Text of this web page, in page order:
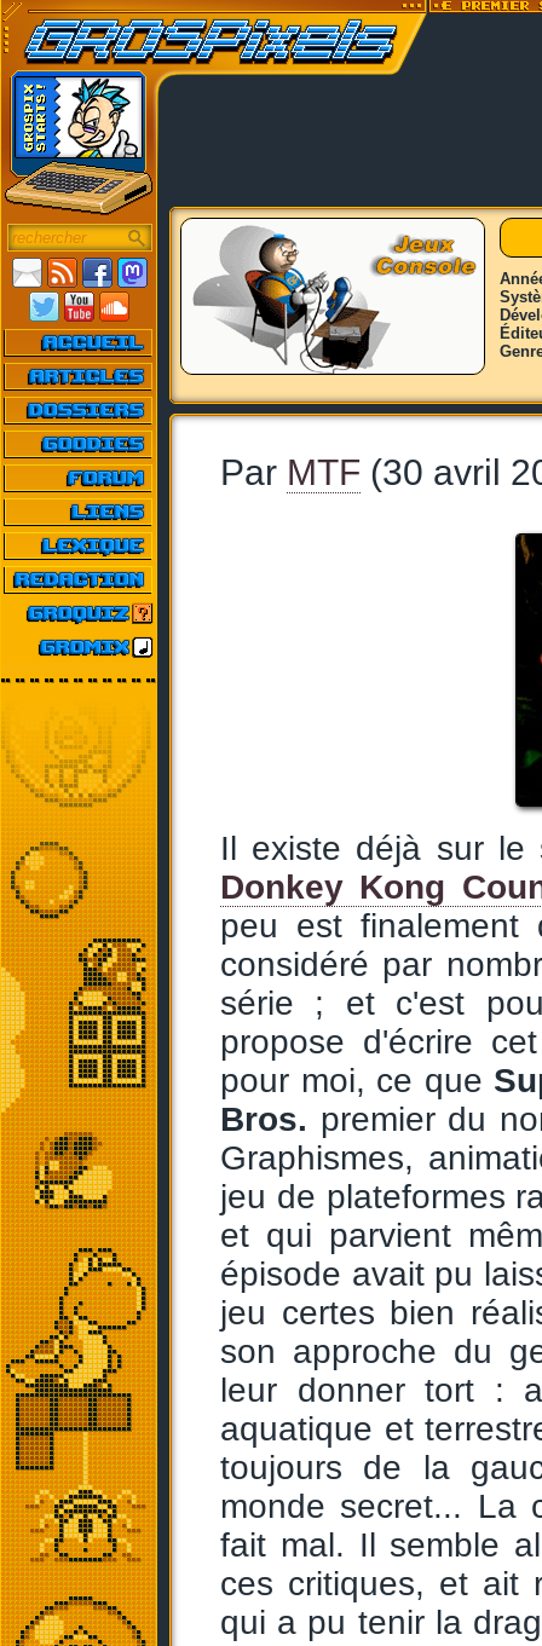
Par MTF (30 avril
Il existe déjà sur le
Donkey Kong
peu est finalement
considéré par
série ; et c'est
propose d'écrire
pour moi, ce que
Bros. premier du
Graphismes,
jeu de plateformes
et qui parvient
épisode avait pu
jeu certes bien
son approche du
leur donner tort :
aquatique et
toujours de la
monde secret... La
fait mal. Il semble
ces critiques, et ait
qui a pu tenir la